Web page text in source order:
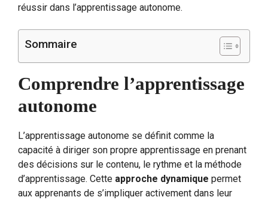
réussir dans l’apprentissage autonome.
Sommaire
Comprendre l’apprentissage
autonome
L’apprentissage autonome se définit comme la
capacité à diriger son propre apprentissage en prenant
des décisions sur le contenu, le rythme et la méthode
d’apprentissage. Cette approche dynamique permet
aux apprenants de s’impliquer activement dans leur